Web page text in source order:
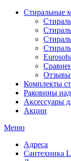
Стиральные
Отзывы
Комплекты
Раковины
Аксесcуары
Акции
Меню
Адреса
Сантехника